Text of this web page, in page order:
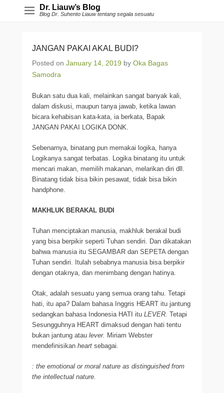
Dr. Liauw’s Blog
Blog Dr. Suhento Liauw tentang segala sesuatu
JANGAN PAKAI AKAL BUDI?
Posted on January 14, 2019 by Oka Bagas
Samodra
Bukan satu dua kali, melainkan sangat banyak kali,
dalam diskusi, maupun tanya jawab, ketika lawan
bicara kehabisan kata-kata, ia berkata, Bapak
JANGAN PAKAI LOGIKA DONK.
Sebenarnya, binatang pun memakai logika, hanya
Logikanya sangat terbatas. Logika binatang itu untuk
mencari makan, memilih makanan, melarikan diri dll.
Binatang tidak bisa bikin pesawat, tidak bisa bikin
handphone.
MAKHLUK BERAKAL BUDI
Tuhan menciptakan manusia, makhluk berakal budi
yang bisa berpikir seperti Tuhan sendiri. Dan dikatakan
bahwa manusia itu SEGAMBAR dan SEPETA dengan
Tuhan sendiri. Itulah sebabnya manusia bisa berpikir
dengan otaknya, dan menimbang dengan hatinya.
Otak, adalah sesuatu yang semua orang tahu. Tetapi
hati, itu apa? Dalam bahasa Inggris HEART itu jantung
sedangkan bahasa Indonesia HATI itu LEVER. Tetapi
Sesungguhnya HEART dimaksud dengan hati tentu
bukan jantung atau lever. Miriam Webster
mendefinisikan heart sebagai.
: the emotional or moral nature as distinguished from
the intellectual nature.